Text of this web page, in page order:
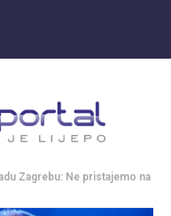
Zagrebu: Ne pristajemo na